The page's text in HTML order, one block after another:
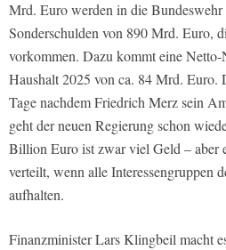
Mrd. Euro werden in die Bundeswehr
Sonderschulden von 890 Mrd. Euro,
vorkommen. Dazu kommt eine
Haushalt 2025 von ca. 84 Mrd. Euro.
Tage nachdem Friedrich Merz sein
geht der neuen Regierung schon
Billion Euro ist zwar viel Geld – aber
verteilt, wenn alle Interessengruppen
aufhalten.
Finanzminister Lars Klingbeil macht